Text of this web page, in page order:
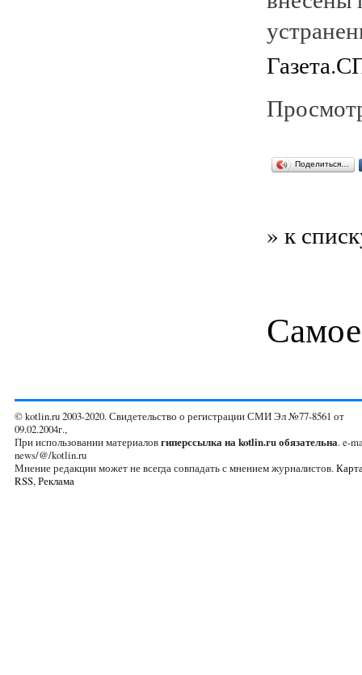
Поделиться…
» к
© kotlin.ru 2003-2020. Свидетельство о регистрации СМИ Эл №77-8561 от
09.02.2004г.,
При использовании материаловгиперссылка на kotlin.ru обязательна. e-
news/@/kotlin.ru
Мнение редакции может не всегда совпадать с мнением журналистов.
RSS,Реклама